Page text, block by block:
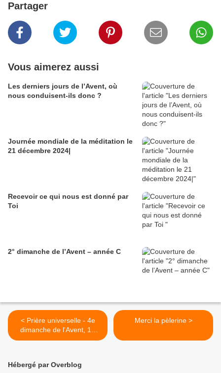
Partager
Vous aimerez aussi
Les derniers jours de l’Avent, où
nous conduisent-ils donc ?
Journée mondiale de la méditation le
21 décembre 2024|
Recevoir ce qui nous est donné par
Toi
2° dimanche de l’Avent – année C
< Prière universelle - 4e
dimanche de l'Avent, 19
décembre 2021
Merci la pèlerine >
Hébergé par Overblog